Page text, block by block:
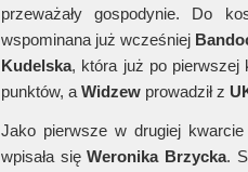
przeważały gospodynie. Do
wspominana już wcześniej
Kudelska, która już po pierwszej
punktów, a Widzew prowadził z
Jako pierwsze w drugiej
wpisała sięWeronika Brzycka.